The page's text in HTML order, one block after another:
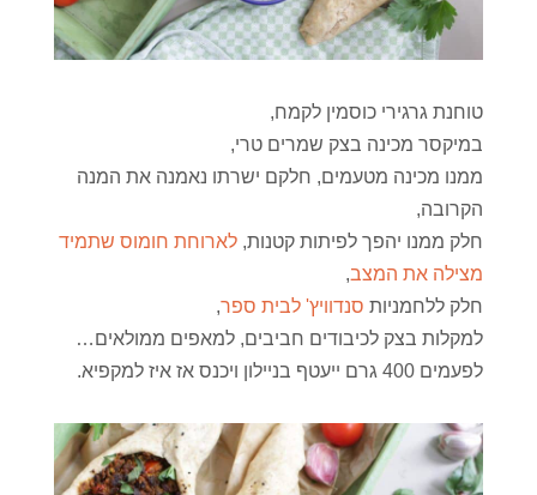
טוחנת גרגירי כוסמין לקמח,
במיקסר מכינה בצק שמרים טרי,
ממנו מכינה מטעמים, חלקם ישרתו נאמנה את המנה
הקרובה,
חלק ממנו יהפך לפיתות קטנות, לארוחת חומוס שתמיד
מצילה את המצב,
חלק ללחמניות סנדוויץ' לבית ספר,
למקלות בצק לכיבודים חביבים, למאפים ממולאים…
לפעמים 400 גרם ייעטף בניילון ויכנס אז איז למקפיא.